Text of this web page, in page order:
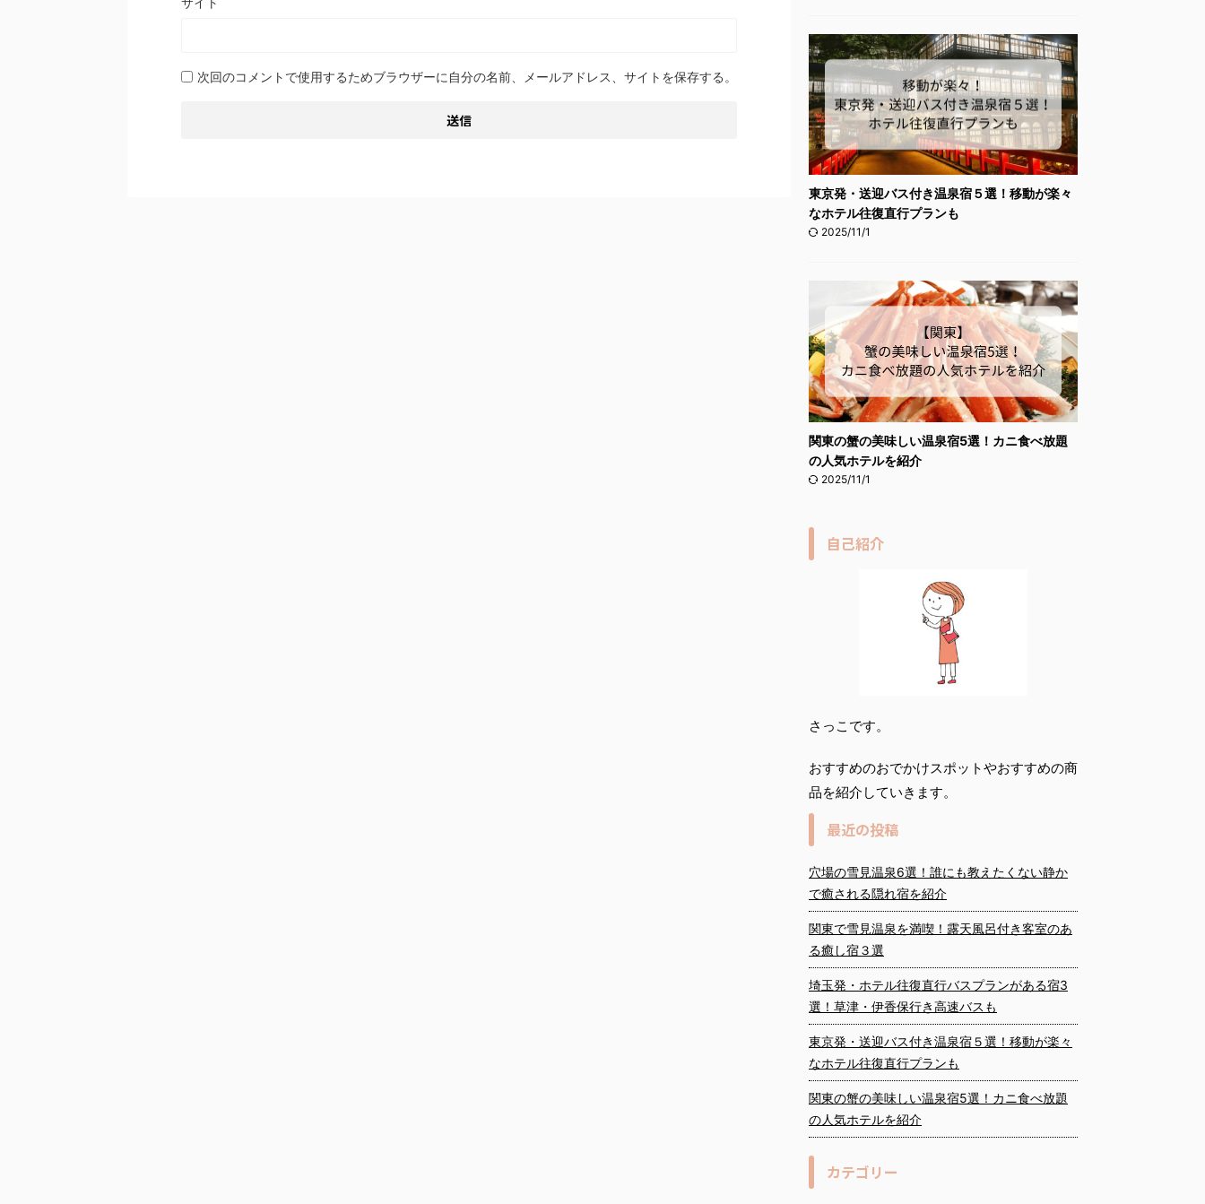
次回のコメントで使用するためブラウザーに自分の名前、メールアドレス、サイトを保存する。
東京発・送迎バス付き温泉宿５選！移動が楽々
なホテル往復直行プランも
2025/11/1
関東の蟹の美味しい温泉宿5選！カニ食べ放題
の人気ホテルを紹介
2025/11/1
自己紹介
さっこです。
おすすめのおでかけスポットやおすすめの商
品を紹介していきます。
最近の投稿
穴場の雪見温泉6選！誰にも教えたくない静か
で癒される隠れ宿を紹介
関東で雪見温泉を満喫！露天風呂付き客室のあ
る癒し宿３選
埼玉発・ホテル往復直行バスプランがある宿3
選！草津・伊香保行き高速バスも
東京発・送迎バス付き温泉宿５選！移動が楽々
なホテル往復直行プランも
関東の蟹の美味しい温泉宿5選！カニ食べ放題
の人気ホテルを紹介
カテゴリー